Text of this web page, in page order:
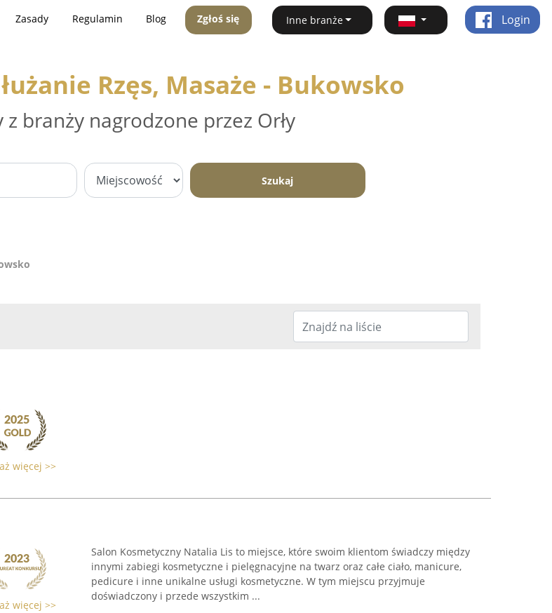
Zasady Regulamin Blog Zgłoś się Inne branże Login
Rzęs, Masaże - Bukowsko
branży nagrodzone przez Orły
Szukaj
więcej >>
więcej >>
Salon Kosmetyczny Natalia Lis to miejsce, które swoim klientom świadczy między
innymi zabiegi kosmetyczne i pielęgnacyjne na twarz oraz całe ciało, manicure,
pedicure i inne unikalne usługi kosmetyczne. W tym miejscu przyjmuje
doświadczony i przede wszystkim ...